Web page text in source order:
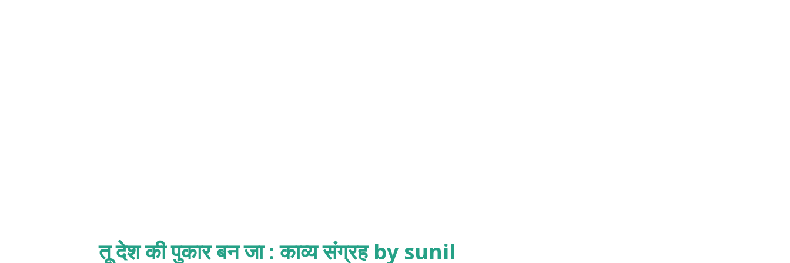
तू देश की पुकार बन जा : काव्य संग्रह by sunil